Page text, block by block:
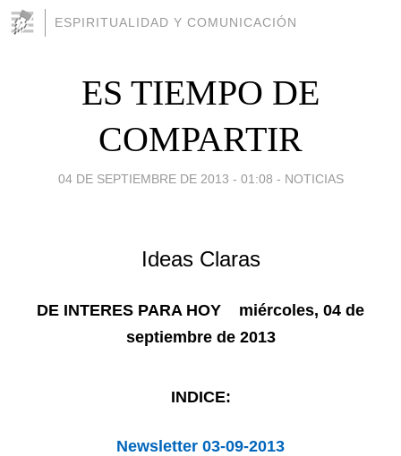
ESPIRITUALIDAD Y COMUNICACIÓN
ES TIEMPO DE
COMPARTIR
04 DE SEPTIEMBRE DE 2013 - 01:08 - NOTICIAS
IdeasClaras
DE INTERES PARA HOY miércoles, 04 de
septiembre de 2013
INDICE:
Newsletter 03-09-2013